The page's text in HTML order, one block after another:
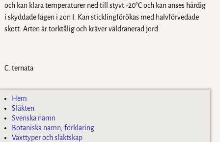
och kan klara temperaturer ned till styvt -20°C och kan anses härdig
i skyddade lägen i zon I. Kan sticklingförökas med halvförvedade
skott. Arten är torktålig och kräver väldränerad jord.
C. ternata
Hem
Släkten
Svenska namn
Botaniska namn, förklaring
Växttyper och släktskap